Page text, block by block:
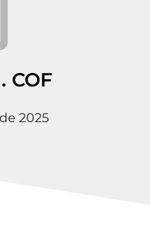
COF
2025